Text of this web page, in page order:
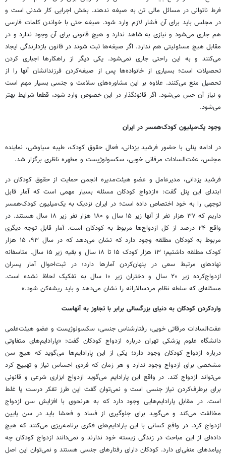
فرط ناتوانی در مسائل مالی تن به صیغه ندهند. بخش اجرایی کار شدنی است و
در مجلس باید برای آن فشار لازم وارد شود. صیغه حتی با خواندن کلمات فارسی
هم جاری می‌شود و نیازی به شاهد ندارد و هیچ قانونی برای آن وجود ندارد و در
مقابل هیچ مسئولیتی هم ندارد. اگر صیغه‌ها ثبت شوند در قانون بازدارندگی ایجاد
می‌کنند و به این راحتی جاری نمی‌شود. یکی دیگر از راهکارها اجباری کردن
تحصیلات است؛ بسیاری از خانواده‌ها پس از صیغه‌کردن فرزندانشان آنها را از
تحصیل منع می‌کنند. علاوه بر این مشاوره‌های سلامت و جنسی بسیار مهم است
و نیاز آن حس می‌شود. اگر قانونگذار در این خصوص وارد شود، قطعا شرایط بهتر
می‌شود.
وجود یک‌میلیون کودک‌همسر در ایران
در ادامه پنلی با حضور فرشید یزدانی، فعال حقوق کودک، طیبه سیاوشی، نماینده
مجلس،‌ عفت‌السادات مرقاتی خویی،‌ سکسولوژیست و مطهره ناظری برگزار شد.
فرشید یزدانی، مدیرعامل و عضو هیئت‌مدیره انجمن حمایت از حقوق کودکان در
ابتدای این پنل گفت: «ازدواج کودکان مسئله بسیار مهمی است که آمار قابل
توجهی را به خود اختصاص داده است؛ در ایران نزدیک به یک‌میلیون کودک‌همسر
داریم که ۳۷ هزار نفر از آنها زیر ۱۵ سال و ۱۸۰ هزار نفر زیر ۱۸ سال هستند. در
واقع ۲۴ درصد از کل ازدواج‌ها مربوط به کودکان است. آمار قابل توجه دیگری
مربوط به کودکان مطلقه وجود دارد که نشان می‌دهد که در سال ۹۳، ۱۵ هزار
کودک مطلقه داشتیم؛ ۱۳ هزار کودک ۱۵ تا ۱۸ سال و بقیه زیر ۱۵ سال. متاسفانه
نهادهای مرتبط سعی در پنهان‌کردن آمارها دارد؛ در ثبت‌احوال آمار پسران
ازدواج‌کرده زیر ۲۰ سال و دختران زیر ۱۰ سال به تفکیک لحاظ نشده است.
مسئله‌ای که سلطه نظام مردسالارانه را نشان می‌دهد و باید ریشه‌کن شود.»
واردکردن کودکان به دنیای بزرگسالی برابر با تجاوز به آنهاست
عفت‌السادات مرقاتی خویی، رفتارشناس جنسی، سکسولوژیست و عضو هیئت‌علمی
دانشگاه علوم پزشکی تهران درباره ازدواج کودکان گفت: «پارادایم‌های متفاوتی
درباره ازدواج کودکان وجود دارد؛ یکی از این پارادایم‌ها می‌‌گوید که هیچ سن
مشخصی برای ازدواج وجود ندارد و هر زمان که فردی احساس نیاز و تهییج کرد
می‌تواند ازدواج کند. در واقع این پارادایم می‌گوید ازدواج ابزاری شرعی و قانونی
برای برطرف‌کردن نیاز جنسی است و نمی‌توان گفت این طرز تفکر درست یا غلط
است. در مقابل پارادایم‌هایی وجود دارد که به هرنحوی با افزایش سن ازدواج
مخالفت می‌کند و می‌گوید برای جلوگیری از فساد و فحشا باید در سن پایین
ازدواج کرد. در واقع کسانی با این پارادایم‌های فکری برنامه‌ریزی می‌کنند که هیچ
داده‌ای از این مباحث در زندگی زیسته خود ندارند و نمی‌دانند ازدواج کودکان چه
پیامدهای منفی‌ای دارد. کودکان دارای رفتارهای جنسی هستند و نمی‌توان این اصل